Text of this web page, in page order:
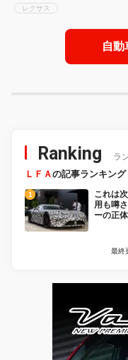
レクサス
自動
Ranking ラ
ＬＦＡの記事ランキング
これは
用も噂
ーの正
最終